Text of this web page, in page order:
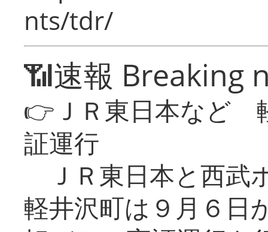
nts/tdr/
📶速報 Breaking
👉ＪＲ東日本など
証運行
ＪＲ東日本と西武
軽井沢町は９月６日